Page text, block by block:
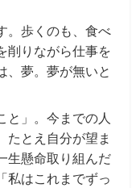
。歩くのも、食べ
削りながら仕事を
、夢。夢が無いと
と」。今までの人
たとえ自分が望ま
生懸命取り組んだ
私はこれまでずっ